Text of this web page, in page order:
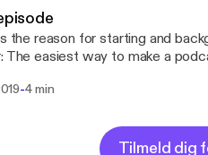
reason for starting and background information ---
The easiest way to make a
-4 min
Tilmeld dig